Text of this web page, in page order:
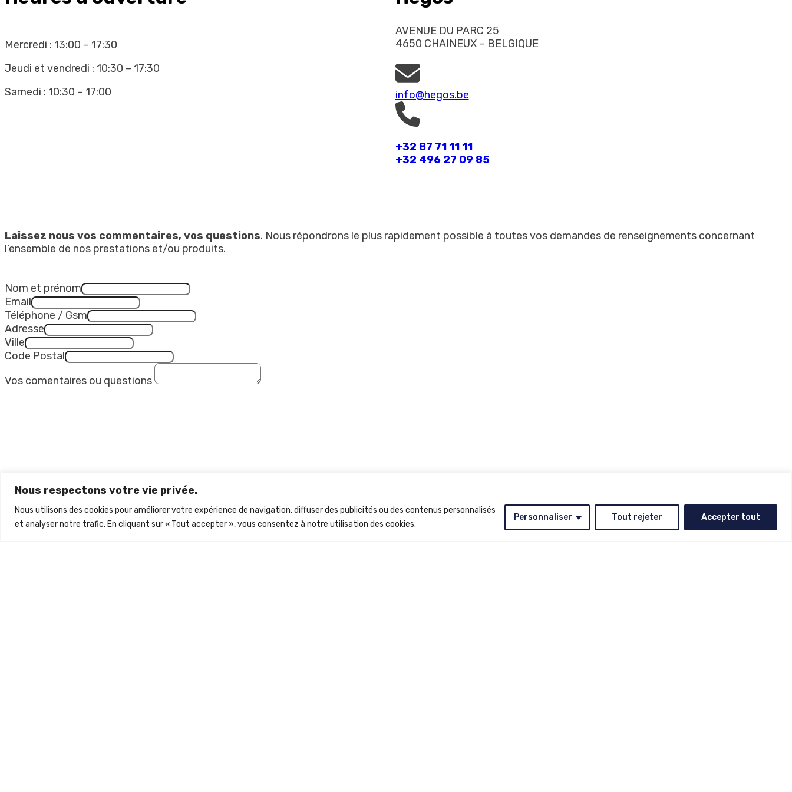
Nous respectons votre vie privée.
Nous utilisons des cookies pour améliorer votre expérience de navigation, diffuser des publicités ou des contenus personnalisés
et analyser notre trafic. En cliquant sur « Tout accepter », vous consentez à notre utilisation des cookies.
Personnaliser Tout rejeter Accepter tout
Mercredi : 13:00 – 17:30
Jeudi et vendredi : 10:30 – 17:30
Samedi : 10:30 – 17:00
AVENUE DU PARC 25
4650 CHAINEUX – BELGIQUE
info@hegos.be
+32 87 71 11 11
+32 496 27 09 85
Laissez nous vos commentaires, vos questions. Nous répondrons le plus rapidement possible à toutes vos demandes de renseignements concernant
l’ensemble de nos prestations et/ou produits.
Nom et prénom
Email
Téléphone / Gsm
Adresse
Ville
Code Postal
Vos comentaires ou questions